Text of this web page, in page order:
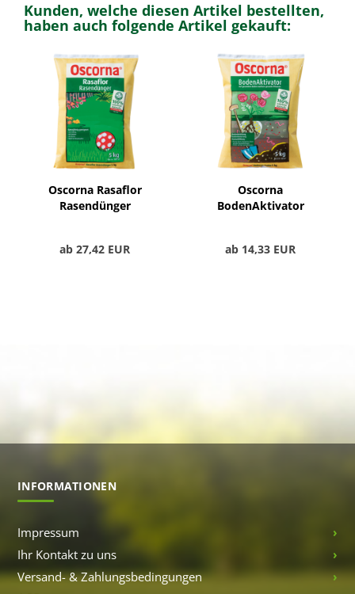
Kunden, welche diesen Artikel bestellten,
haben auch folgende Artikel gekauft:
Oscorna Rasaflor
Rasendünger
ab 27,42 EUR
Oscorna
BodenAktivator
ab 14,33 EUR
INFORMATIONEN
Impressum
Ihr Kontakt zu uns
Versand- & Zahlungsbedingungen